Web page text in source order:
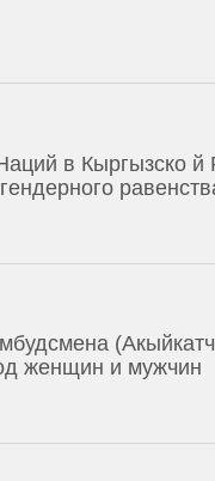
в Кыргызско й
женщин и мужчин